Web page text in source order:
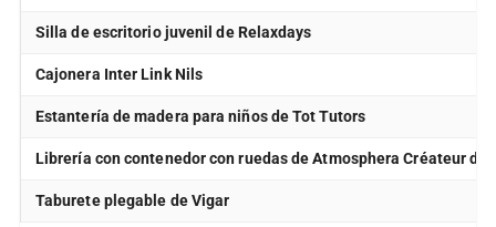
Silla de escritorio juvenil de Relaxdays
Cajonera Inter Link Nils
Estantería de madera para niños de Tot Tutors
Librería con contenedor con ruedasde Atmosphera Créateur
Taburete plegable de Vigar